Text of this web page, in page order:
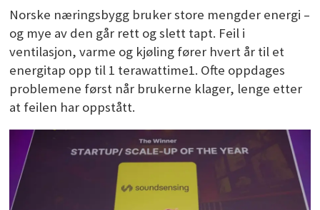
Norske næringsbygg bruker store mengder energi –
og mye av den går rett og slett tapt. Feil i
ventilasjon, varme og kjøling fører hvert år til et
energitap opp til 1 terawattime1. Ofte oppdages
problemene først når brukerne klager, lenge etter
at feilen har oppstått.